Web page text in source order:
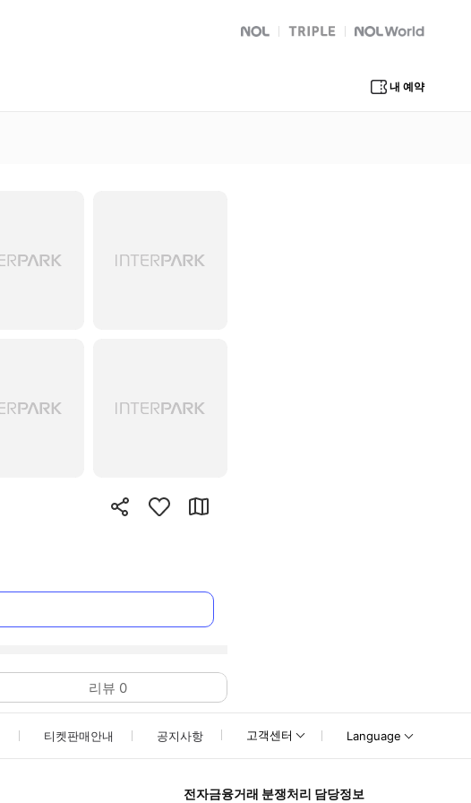
NOL
트리플 Global Interpark
내 예약
리뷰 0
티켓판매안내 공지사항 고객센터 Language
전자금융거래 분쟁처리 담당정보